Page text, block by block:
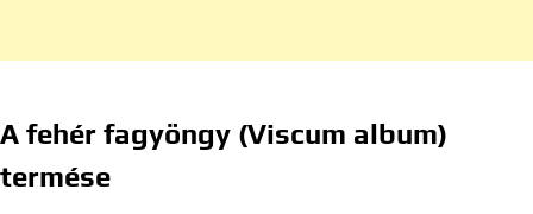
A fehér fagyöngy (Viscum album)
termése